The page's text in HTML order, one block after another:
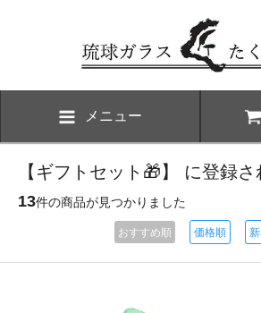
メニュー
【ギフトセット🎁】 に登録
13件の商品が見つかりました
おすすめ順 価格順